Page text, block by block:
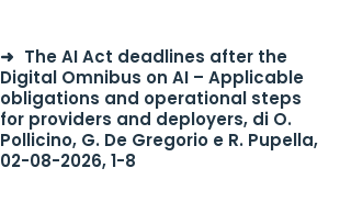
The AI Act deadlines after the
Digital Omnibus on AI – Applicable
obligations and operational steps
for providers and deployers, di O.
Pollicino, G. De Gregorio e R. Pupella,
02-08-2026, 1-8